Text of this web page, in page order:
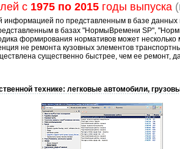
с 1975 по 2015 годы выпуска
информацией по представленным в базе
в базах "НормыВремени SP",
формирования нормативов может
не ремонта кузовных элементов
существенно быстрее, чем ее ремонт,
технике: легковые автомобили,